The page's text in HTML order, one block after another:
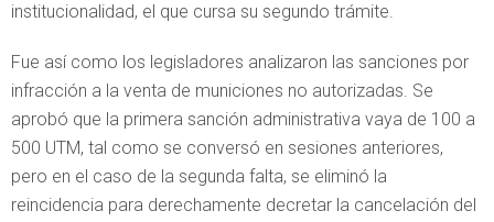
institucionalidad, el que cursa su segundo trámite.
Fue así como los legisladores analizaron las sanciones por
infracción a la venta de municiones no autorizadas. Se
aprobó que la primera sanción administrativa vaya de 100 a
500 UTM, tal como se conversó en sesiones anteriores,
pero en el caso de la segunda falta, se eliminó la
reincidencia para derechamente decretar la cancelación del